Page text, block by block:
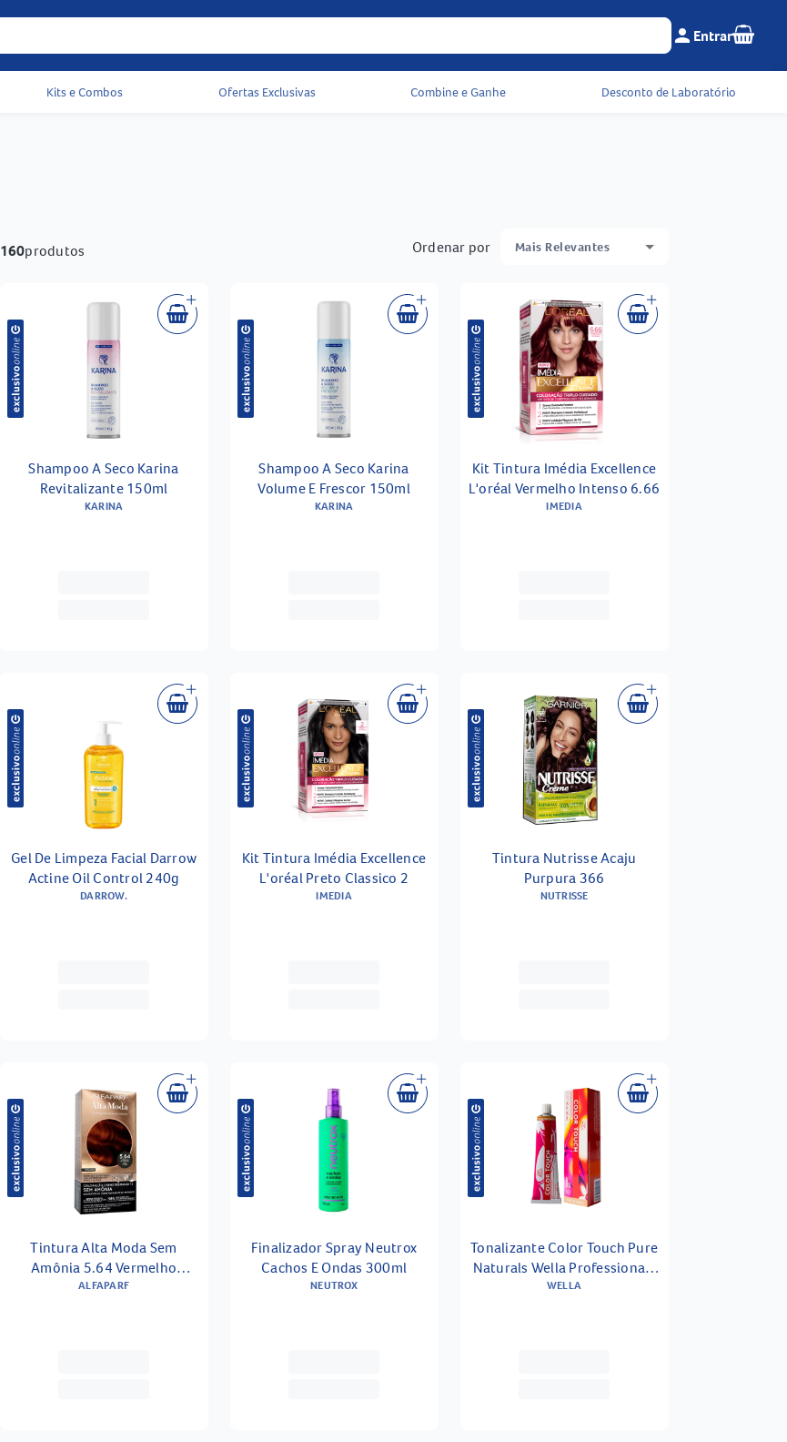
Menu do cliente e
person Entrar Seu
Acessos rápidos do cabeçalho
Kits e Combos Ofertas Exclusivas Combine e Ganhe Desconto de Laboratório
160produtos Ordenar por Mais Relevantes
Shampoo A Seco Karina
Revitalizante 150ml
KARINA
Shampoo A Seco Karina
Volume E Frescor 150ml
KARINA
Kit Tintura Imédia Excellence
L'oréal Vermelho Intenso 6.66
IMEDIA
Gel De Limpeza Facial Darrow
Actine Oil Control 240g
DARROW.
Kit Tintura Imédia Excellence
L'oréal Preto Classico 2
IMEDIA
Tintura Nutrisse Acaju
Purpura 366
NUTRISSE
Tintura Alta Moda Sem
Amônia 5.64 Vermelho
Acobreado
ALFAPARF
Finalizador Spray Neutrox
Cachos E Ondas 300ml
NEUTROX
Tonalizante Color Touch Pure
Naturals Wella Professionals
60g Tom 2.0 Preto
WELLA